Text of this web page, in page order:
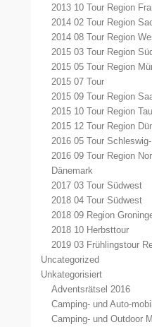
2013 10 Tour Region
2014 02 Tour Region
2014 08 Tour Region
2015 03 Tour Region
2015 05 Tour Region
2015 07 Tour
2015 09 Tour Region
2015 10 Tour Region
2015 12 Tour Region
2016 05 Tour
2016 09 Tour Region
Dänemark
2017 03 Tour Südwest
2018 04 Tour Südwest
2018 09 Region
2018 10 Herbsttour
2019 03 Frühlingstour
Uncategorized
Unkategorisiert
Adventsrätsel 2016
Camping- und Auto-
Camping- und Outdoor